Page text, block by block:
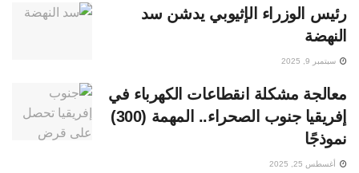
رئيس الوزراء الإثيوبي يدشن سد
النهضة
سبتمبر 9, 2025
معالجة مشكلة انقطاعات الكهرباء في
إفريقيا جنوب الصحراء.. المهمة (300)
نموذجًا
أغسطس 25, 2025